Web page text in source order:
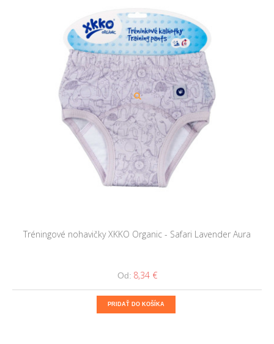
Tréningové nohavičky XKKO Organic - Safari Lavender Aura
Od: 8,34 €
PRIDAŤ DO KOŠÍKA